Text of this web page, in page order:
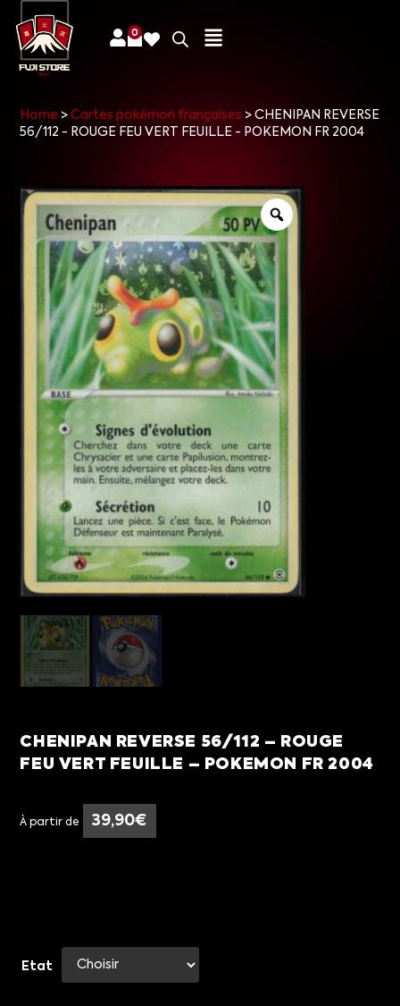
0
Home >Cartes pokémon françaises >CHENIPAN REVERSE
56/112 - ROUGE FEU VERT FEUILLE - POKEMON FR 2004
CHENIPAN REVERSE 56/112 – ROUGE
FEU VERT FEUILLE – POKEMON FR 2004
À partir de 39,90€
Etat